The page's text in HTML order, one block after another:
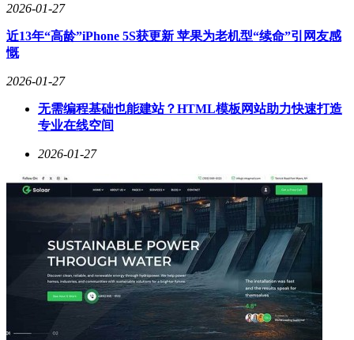
2026-01-27
近13年“高龄”iPhone 5S获更新 苹果为老机型“续命”引网友感
慨
2026-01-27
无需编程基础也能建站？HTML模板网站助力快速打造
专业在线空间
2026-01-27